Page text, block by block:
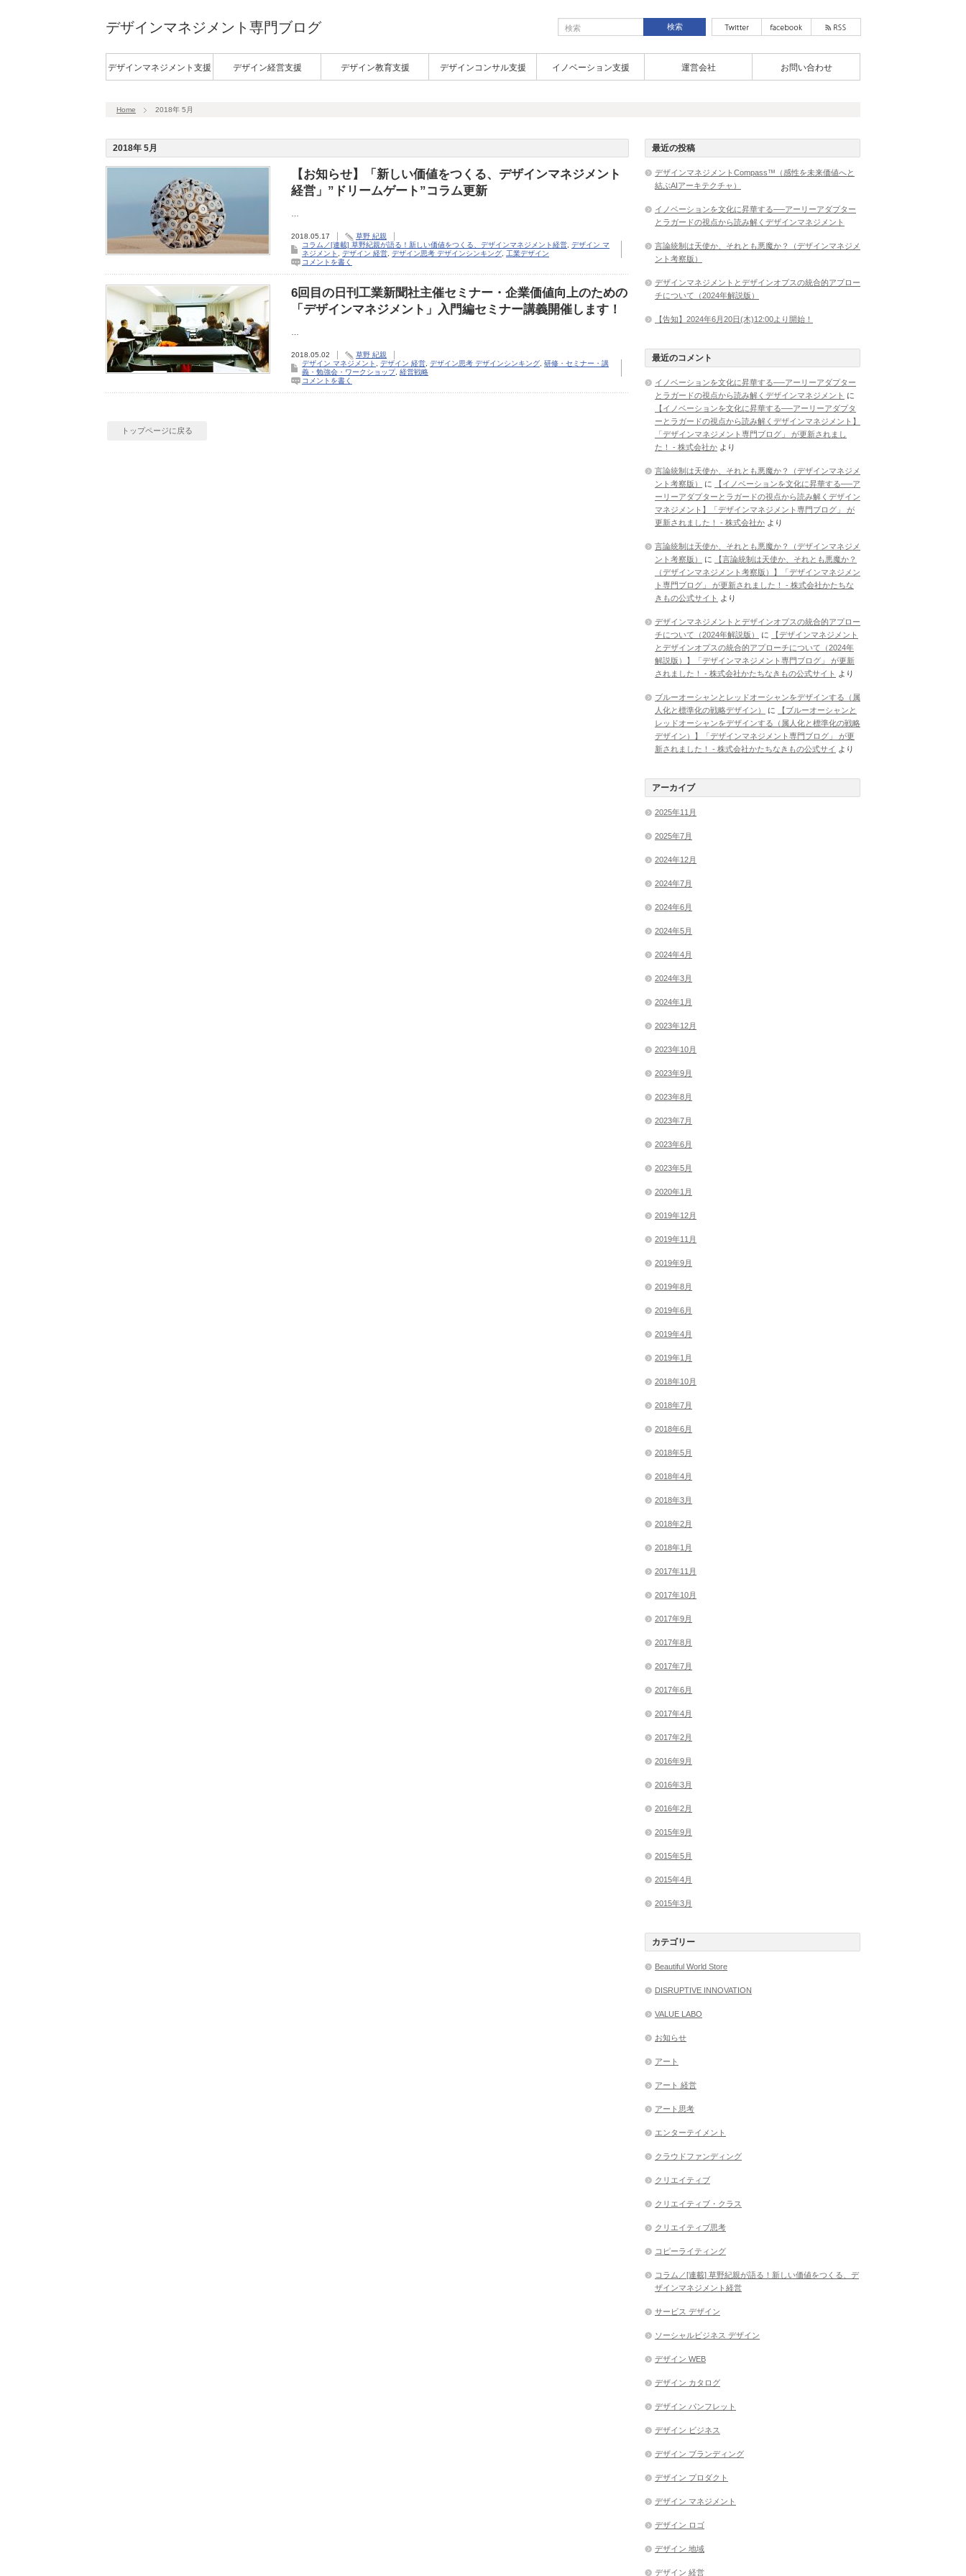
デザインマネジメント専門ブログ
デザインマネジメント支援 デザイン経営支援 デザイン教育支援 デザインコンサル支援 イノベーション支援 運営会社 お問い合わせ
Home 2018年 5月
2018年 5月
【お知らせ】「新しい価値をつくる、デザインマネジメント
経営」”ドリームゲート”コラム更新
2018.05.17
草野 紀親
コラム／[連載] 草野紀親が語る！新しい価値をつくる、デザインマネジメント経営 デザイン マ
ネジメント
デザイン 経営 デザイン思考 デザインシンキング
工業デザイン
コメントを書く
6回目の日刊工業新聞社主催セミナー・企業価値向上のための
「デザインマネジメント」入門編セミナー講義開催します！
2018.05.02
草野 紀親
デザイン マネジメント
デザイン 経営 デザイン思考 デザインシンキング 研修・セミナー・講
義・勉強会・ワークショップ, 経営戦略
コメントを書く
トップページに戻る
最近の投稿
デザインマネジメントCompass™（感性を未来価値へと
結ぶAIアーキテクチャ）
イノベーションを文化に昇華する──アーリーアダプター
とラガードの視点から読み解くデザインマネジメント
言論統制は天使か、それとも悪魔か？（デザインマネジメ
ント考察版）
デザインマネジメントとデザインオプスの統合的アプロー
チについて（2024年解説版）
【告知】2024年6月20日(木)12:00より開始！
最近のコメント
イノベーションを文化に昇華する──アーリーアダプター
とラガードの視点から読み解くデザインマネジメント に
【イノベーションを文化に昇華する──アーリーアダプタ
ーとラガードの視点から読み解くデザインマネジメント】
「デザインマネジメント専門ブログ」 が更新されまし
た！ - 株式会社か より
言論統制は天使か、それとも悪魔か？（デザインマネジメ
ント考察版）
に
【イノベーションを文化に昇華する──ア
ーリーアダプターとラガードの視点から読み解くデザイン
マネジメント】「デザインマネジメント専門ブログ」 が
更新されました！ - 株式会社か より
言論統制は天使か、それとも悪魔か？（デザインマネジメ
ント考察版）
に
【言論統制は天使か、それとも悪魔か？
（デザインマネジメント考察版）】「デザインマネジメン
ト専門ブログ」 が更新されました！ - 株式会社かたちな
きもの公式サイト
より
デザインマネジメントとデザインオプスの統合的アプロー
チについて（2024年解説版）
に
【デザインマネジメント
とデザインオプスの統合的アプローチについて（2024年
解説版）】「デザインマネジメント専門ブログ」 が更新
されました！ - 株式会社かたちなきもの公式サイト
より
ブルーオーシャンとレッドオーシャンをデザインする（属
人化と標準化の戦略デザイン）
に
【ブルーオーシャンと
レッドオーシャンをデザインする（属人化と標準化の戦略
デザイン）】「デザインマネジメント専門ブログ」 が更
新されました！ - 株式会社かたちなきもの公式サイ より
アーカイブ
2025年11月
2025年7月
2024年12月
2024年7月
2024年6月
2024年5月
2024年4月
2024年3月
2024年1月
2023年12月
2023年10月
2023年9月
2023年8月
2023年7月
2023年6月
2023年5月
2020年1月
2019年12月
2019年11月
2019年9月
2019年8月
2019年6月
2019年4月
2019年1月
2018年10月
2018年7月
2018年6月
2018年5月
2018年4月
2018年3月
2018年2月
2018年1月
2017年11月
2017年10月
2017年9月
2017年8月
2017年7月
2017年6月
2017年4月
2017年2月
2016年9月
2016年3月
2016年2月
2015年9月
2015年5月
2015年4月
2015年3月
カテゴリー
Beautiful World Store
DISRUPTIVE INNOVATION
VALUE LABO
お知らせ
アート
アート 経営
アート思考
エンターテイメント
クラウドファンディング
クリエイティブ
クリエイティブ・クラス
クリエイティブ思考
コピーライティング
コラム／[連載] 草野紀親が語る！新しい価値をつくる、デ
ザインマネジメント経営
サービス デザイン
ソーシャルビジネス デザイン
デザイン WEB
デザイン カタログ
デザイン パンフレット
デザイン ビジネス
デザイン ブランディング
デザイン プロダクト
デザイン マネジメント
デザイン ロゴ
デザイン 地域
デザイン 経営